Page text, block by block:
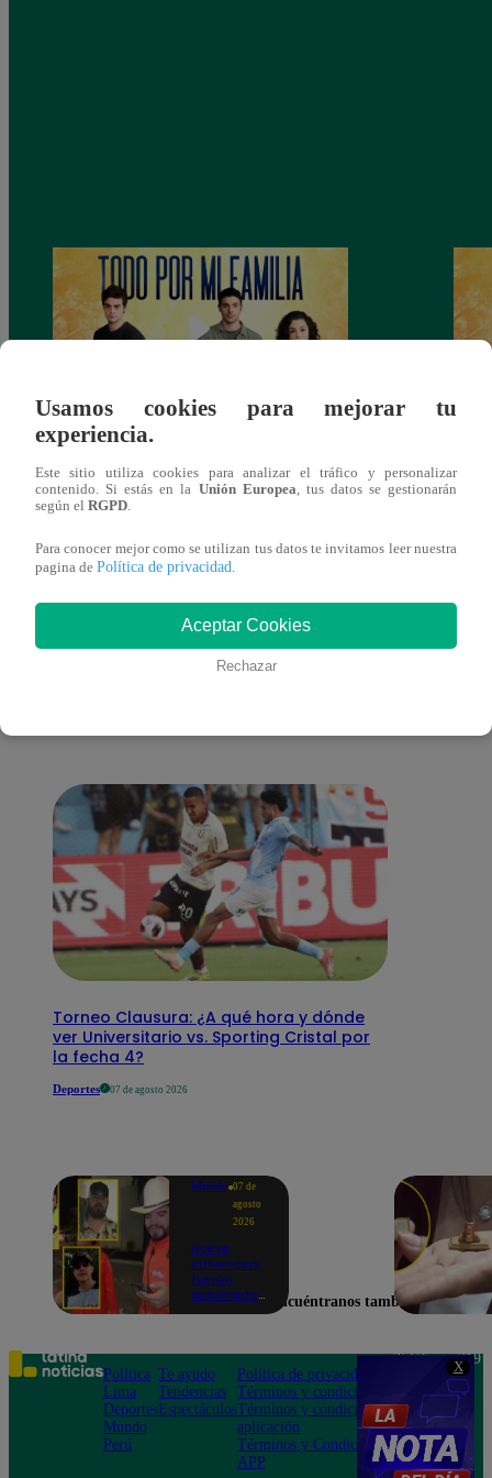
X
diciembre – capítulo 162, completo
(online y español)
También te puede
Torneo Clausura: ¿A qué hora y dónde
ver Universitario vs. Sporting Cristal por
la fecha 4?
Deportes 07 de agosto 2026
Mundo 07 de
agosto
2026
Nueve
influencers
fueron
asesinados
el Cártel de
Sinaloa
Usamos cookies para mejorar tu
experiencia.
Este sitio utiliza cookies para analizar el tráfico y personalizar
contenido. Si estás en la Unión Europea , tus datos se gestionarán
según el RGPD
Para conocer mejor como se utilizan tus datos te invitamos leer nuestra
pagina de Política de privacidad
Aceptar Cookies
Rechazar
Encuéntranos también en
Política
Lima
Deportes
Mundo
Perú
Te ayudo
Tendencias
Espectáculos
Política de privacidad
Términos y condiciones
Términos y condiciones
aplicación
Términos y Condiciones
APP
Teléfono: 219
Av. San
Felipe 968
Jesús María